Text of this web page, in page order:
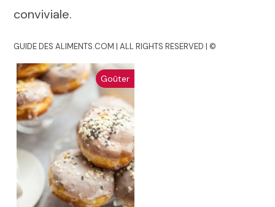
conviviale.
GUIDE DES ALIMENTS.COM | ALL RIGHTS RESERVED | ©
Goûter